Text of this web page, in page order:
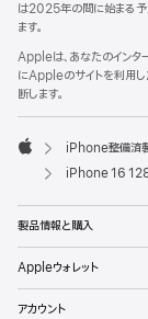
は2025年の間に始まる予
ます。
Appleは、あなたのインタ
にAppleのサイトを利用
断します。
Apple
iPhone整備済
iPhone 16
製品情報と購入
Appleウォレット
アカウント